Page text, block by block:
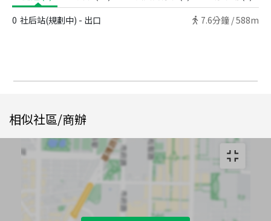
0 社后站(規劃中) - 出口 7.6分鐘 /588m
相似社區/商辦